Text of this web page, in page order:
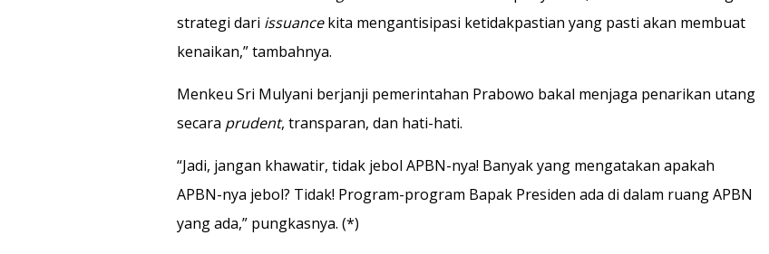
strategi dari issuancekita mengantisipasi ketidakpastian yang pasti akan membuat
kenaikan,” tambahnya.
Menkeu Sri Mulyani berjanji pemerintahan Prabowo bakal menjaga penarikan utang
secara prudent, transparan, dan hati-hati.
“Jadi, jangan khawatir, tidak jebol APBN-nya! Banyak yang mengatakan apakah
APBN-nya jebol? Tidak! Program-program Bapak Presiden ada di dalam ruang APBN
yang ada,” pungkasnya. (*)